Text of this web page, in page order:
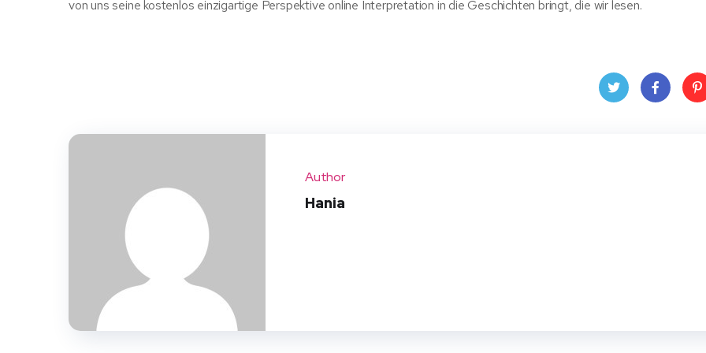
von uns seine kostenlos einzigartige Perspektive online Interpretation in die Geschichten bringt, die wir lesen.
Author
Hania